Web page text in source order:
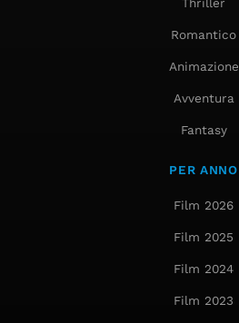
Romantico
Animazione
Avventura
Fantasy
PER ANNO
Film 2026
Film 2025
Film 2024
Film 2023